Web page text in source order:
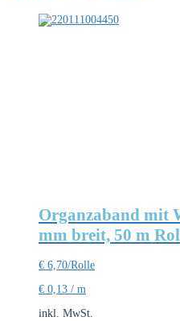
Organzaband mit
mm breit, 50 m
€ 6,70/Rolle
€ 0,13 / m
inkl. MwSt.